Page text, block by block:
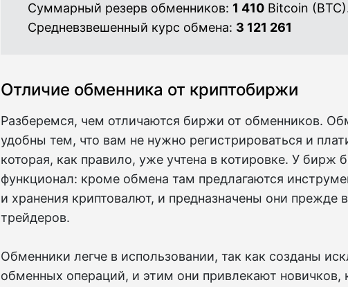
Суммарный резерв обменников: 1 410 Bitcoin
Средневзвешенный курс обмена: 3 121 261
Отличие обменника от криптобиржи
Разберемся, чем отличаются биржи от обменников.
удобны тем, что вам не нужно регистрироваться и
которая, как правило, уже учтена в котировке. У бирж
функционал: кроме обмена там предлагаются
и хранения криптовалют, и предназначены они прежде
трейдеров.
Обменники легче в использовании, так как созданы
обменных операций, и этим они привлекают новичков,